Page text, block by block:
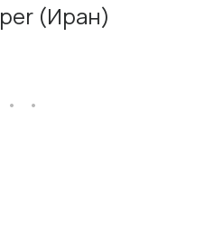
(Иран)